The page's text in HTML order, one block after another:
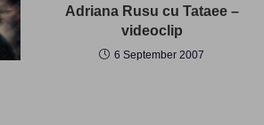
Adriana Rusu cu Tataee –
videoclip
6 September 2007